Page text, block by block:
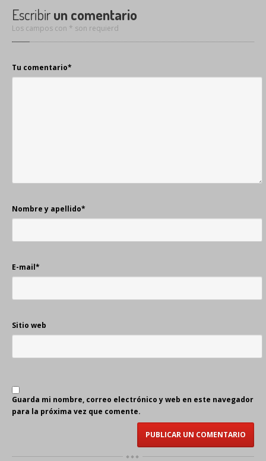
Escribirun comentario
Los campos con * son requierd
Tu comentario*
Nombre y apellido*
E-mail*
Sitio web
Guarda mi nombre, correo electrónico y web en este navegador
para la próxima vez que comente.